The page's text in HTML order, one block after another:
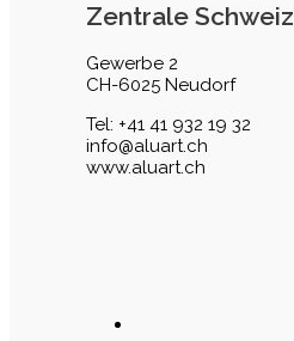
Zentrale Schweiz
Gewerbe 2
CH-6025 Neudorf
Tel: +41 41 932 19 32
info@aluart.ch
www.aluart.ch